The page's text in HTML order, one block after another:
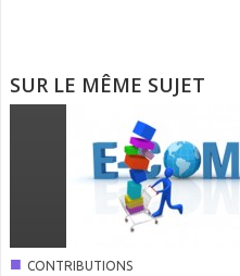
SUR LE MÊME SUJET
■ CONTRIBUTIONS